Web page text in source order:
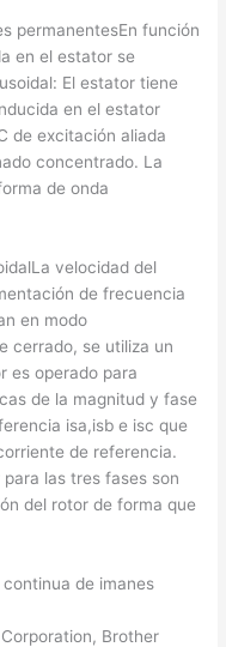
permanentesEn función
en el estator se
El estator tiene
en el estator
de excitación aliada
concentrado. La
de onda
velocidad del
de frecuencia
en modo
cerrado, se utiliza un
es operado para
de la magnitud y fase
isa,isb e isc que
de referencia.
las tres fases son
del rotor de forma que
de imanes
Brother